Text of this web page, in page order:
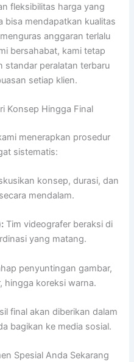
fleksibilitas harga yang
bisa mendapatkan kualitas
anggaran terlalu
bersahabat, kami tetap
standar peralatan terbaru
setiap klien.
Konsep Hingga Final
menerapkan prosedur
sistematis:
konsep, durasi, dan
mendalam.
Tim videografer beraksi di
yang matang.
penyuntingan gambar,
hingga koreksi warna.
final akan diberikan dalam
bagikan ke media sosial.
Spesial Anda Sekarang